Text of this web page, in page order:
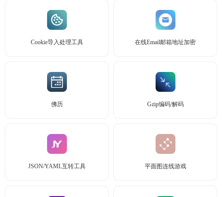
Cookie导入处理工具 在线Email邮箱地址加密
佛历 Gzip编码/解码
JSON/YAML互转工具 平面图连线游戏